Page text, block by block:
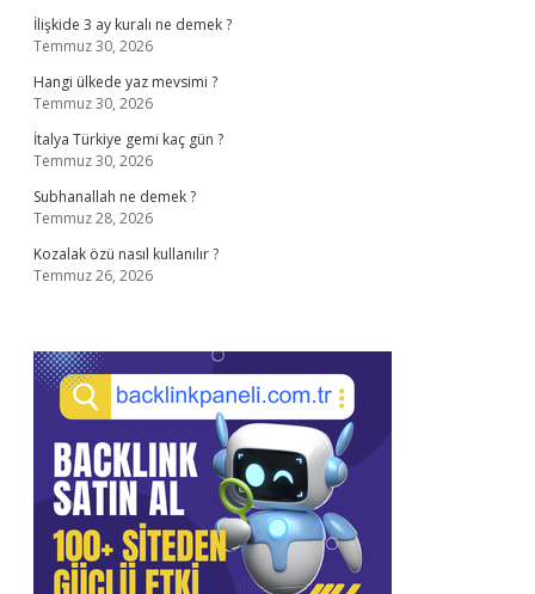
İlişkide 3 ay kuralı ne demek ?
Temmuz 30, 2026
Hangi ülkede yaz mevsimi ?
Temmuz 30, 2026
İtalya Türkiye gemi kaç gün ?
Temmuz 30, 2026
Subhanallah ne demek ?
Temmuz 28, 2026
Kozalak özü nasıl kullanılır ?
Temmuz 26, 2026